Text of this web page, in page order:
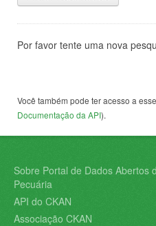
Por favor tente uma nova
Você também pode ter acesso a
Documentação da API).
Sobre Portal de Dados Abertos
Pecuária
API do CKAN
Associação CKAN